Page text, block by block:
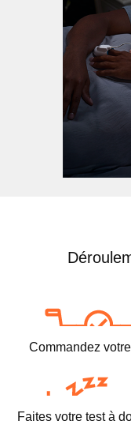
Commandez
Faites votre test à